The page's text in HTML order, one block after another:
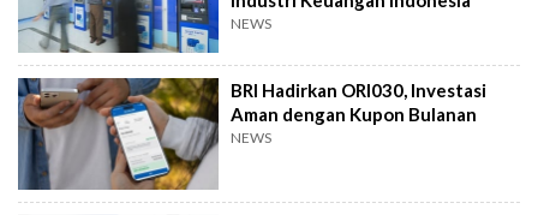
NEWS
BRI Hadirkan ORI030, Investasi
Aman dengan Kupon Bulanan
NEWS